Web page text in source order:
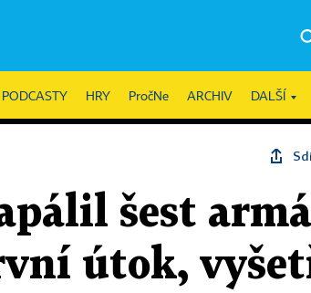
PODCASTY HRY PročNe ARCHIV DALŠÍ
šest
útok,